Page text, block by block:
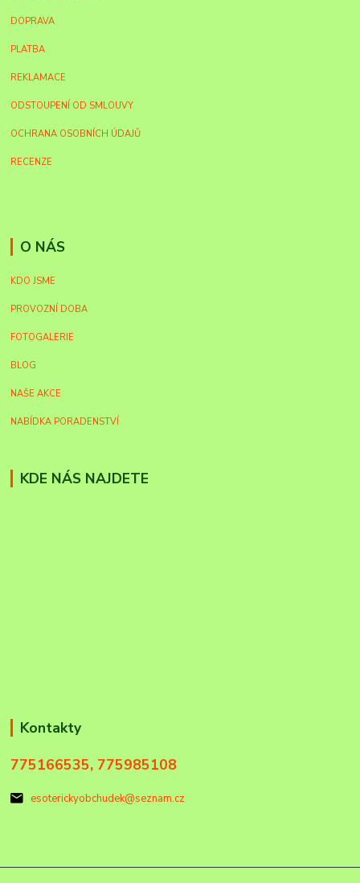
DOPRAVA
PLATBA
REKLAMACE
ODSTOUPENÍ OD SMLOUVY
OCHRANA OSOBNÍCH ÚDAJŮ
RECENZE
O NÁS
KDO JSME
PROVOZNÍ DOBA
FOTOGALERIE
BLOG
NAŠE AKCE
NABÍDKA PORADENSTVÍ
KDE NÁS NAJDETE
Kontakty
775166535, 775985108
esoterickyobchudek@seznam.cz